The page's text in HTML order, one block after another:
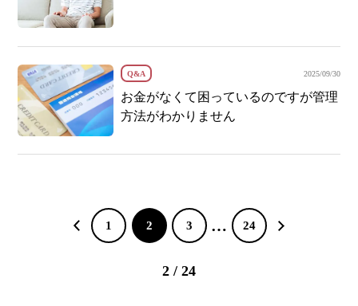
Q&A 2025/09/30
お金がなくて困っているのですが管理
方法がわかりません
1 2 3 … 24
2 / 24